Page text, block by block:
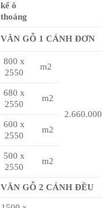
kể ô
thoáng
GỖ 1 CÁNH ĐƠN
800 x
2550
m2
2.660.000
680 x
2550
m2
600 x
2550
m2
500 x
2550
m2
GỖ 2 CÁNH ĐỀU